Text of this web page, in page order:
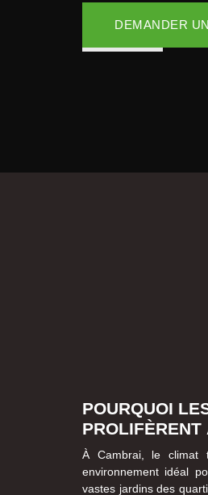
DEMANDER
POURQUOI
À Cambrai, le climat
environnement idéal
vastes jardins des